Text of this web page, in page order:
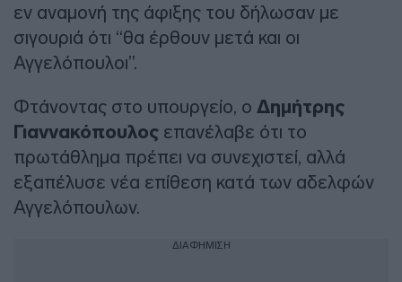
εν αναμονή της άφιξης του δήλωσαν με
σιγουριά ότι “θα έρθουν μετά και οι
Αγγελόπουλοι”.
Φτάνοντας στο υπουργείο, ο Δημήτρης
Γιαννακόπουλος επανέλαβε ότι το
πρωτάθλημα πρέπει να συνεχιστεί, αλλά
εξαπέλυσε νέα επίθεση κατά των αδελφών
Αγγελόπουλων.
ΔΙΑΦΗΜΙΣΗ